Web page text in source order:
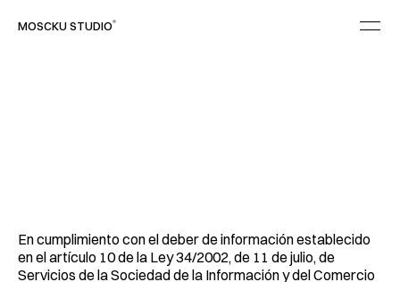
MOSCKU STUDIO®
En cumplimiento con el deber de información establecido
en el artículo 10 de la Ley 34/2002, de 11 de julio, de
Servicios de la Sociedad de la Información y del Comercio